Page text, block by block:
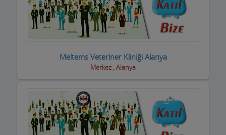
Mimarlar / Mühendisler
Mobilya imalat
Mobilya Mağazaları
Moda Evleri ve Gelinlik
Motorsiklet Firmaları
Muhasebeciler SMMM
Meltems Veteriner Kliniği Alanya
Merkez , Alanya